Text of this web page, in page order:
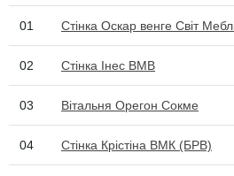
01 Стінка Оскар венге Світ
02 Стінка Інес ВМВ
03 Вітальня Орегон Сокме
04 Стінка Крістіна ВМК (БРВ)